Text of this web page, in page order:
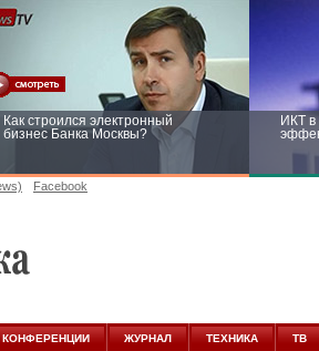
Как строился электронный
бизнес Банка Москвы?
ИКТ в
новых
Facebook
КОНФЕРЕНЦИИ ЖУРНАЛ ТЕХНИКА ТВ